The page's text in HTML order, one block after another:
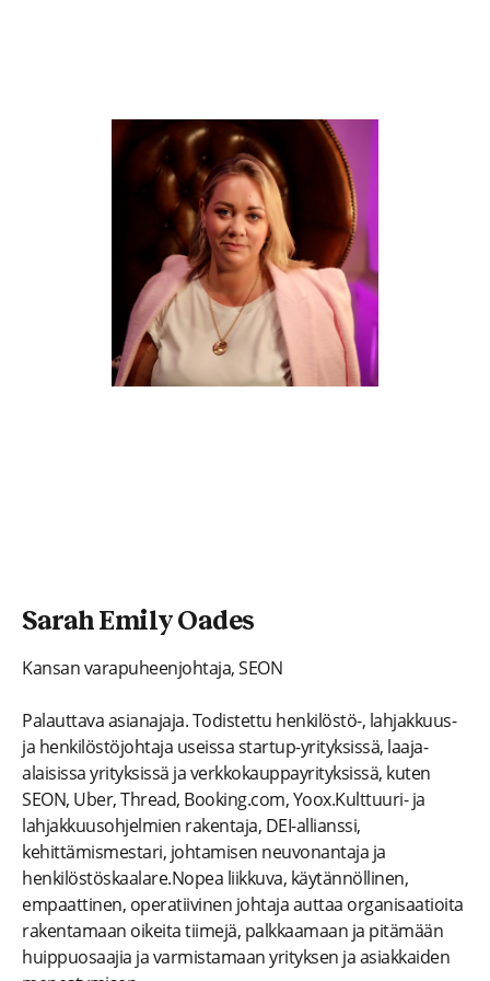
Sarah Emily Oades
Kansan varapuheenjohtaja, SEON
Palauttava asianajaja. Todistettu henkilöstö-, lahjakkuus-
ja henkilöstöjohtaja useissa startup-yrityksissä, laaja-
alaisissa yrityksissä ja verkkokauppayrityksissä, kuten
SEON, Uber, Thread, Booking.com, Yoox.Kulttuuri- ja
lahjakkuusohjelmien rakentaja, DEI-allianssi,
kehittämismestari, johtamisen neuvonantaja ja
henkilöstöskaalare.Nopea liikkuva, käytännöllinen,
empaattinen, operatiivinen johtaja auttaa organisaatioita
rakentamaan oikeita tiimejä, palkkaamaan ja pitämään
huippuosaajia ja varmistamaan yrityksen ja asiakkaiden